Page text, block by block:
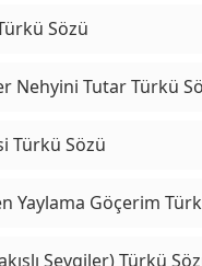
Sözü
Nehyini Tutar Türkü
Türkü Sözü
Yaylama Göçerim
Sevgiler) Türkü